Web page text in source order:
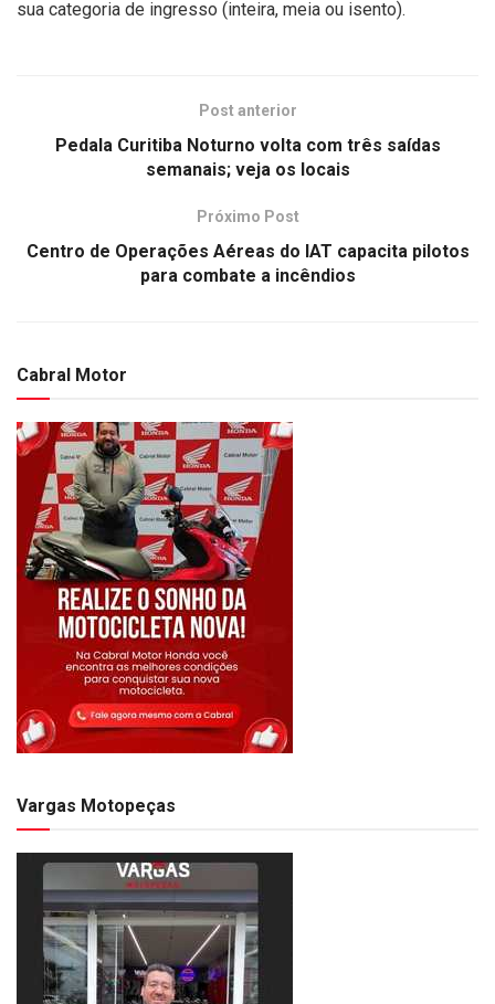
sua categoria de ingresso (inteira, meia ou isento).
Post anterior
Pedala Curitiba Noturno volta com três saídas
semanais; veja os locais
Próximo Post
Centro de Operações Aéreas do IAT capacita pilotos
para combate a incêndios
Cabral Motor
Vargas Motopeças